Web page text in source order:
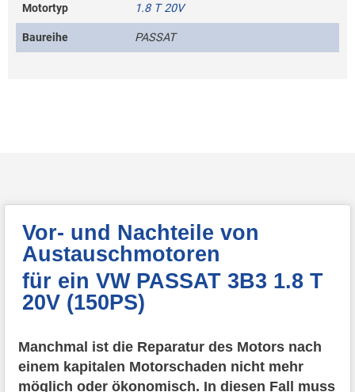
Motortyp 1.8 T 20V
Baureihe PASSAT
Vor- und Nachteile von
Austauschmotoren
für ein VW PASSAT 3B3 1.8 T
20V (150PS)
Manchmal ist die Reparatur des Motors nach
einem kapitalen Motorschaden nicht mehr
möglich oder ökonomisch. In diesen Fall muss